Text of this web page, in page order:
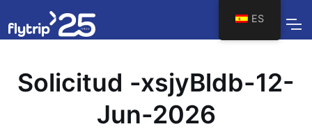
Solicitud -xsjyBldb-12-
Jun-2026
ES